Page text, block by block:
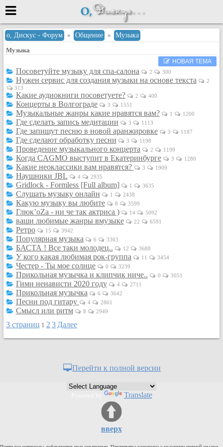
Меню
или войти через
Регистрация
Забыли пароль?
Данные авторизации одинаковые с
сайтом 7ooo.ru
Форумы
Главная
Поиск
Новые сообщения
Беседы
Игры
Кулинария
Физкультура и спорт
Видео и Кино
Авто. Мото.
Космос
Домашние питомцы
Медицина
Компьютер
Ещё
Музыкальный архив
Объявления
о, Дискус - Форум » Общение »
Музыка
Музыка
НОВАЯ ТЕМА
Посоветуйте музыку для спа-салона 2 300
Нужен сервис для создания музыки на основе текста
2
313
Какие аудиокниги посоветуете? 2 400
Концерты в Волгограде 3 1551
Музыкальные жанры какие нравятся вам? 1 1200
Где сделать запись медитации 3 1113
Где запишут песню в новой аранжировке 3 1187
Где сделают обработку песни 3 1198
Проведение музыкального концерта 2 1199
Когда CAGMO выступит в Екатеринбурге 3 1280
Какие неоклассики вам нравятся? 3 1909
Наушники JBL 4 2935
Gridlock - Formless [Full album] 1 3635
Слушать музыку онлайн 1 2438
Какую музыку вы любите 8 3599
Глюк’oZa - ни че так актриса ) 14 5092
ваши любимые жанры вмузыке 22 6591
Ретро 15 3942
Популярная музыка 6 3363
БАСТА ! Все таки молодец.. 12 3688
У кого какая любимая рок-группа 11 3454
Честер - Ты мое солнце 0 3239
Прикольная музычка и клипчик ниче.. 0 3051
Гимн ненависти 2020 году 4 2711
Прикольная музычка 6 3642
Песни под гитару 4 2861
Смысл или ритм 8 2949
3 страниц 1 2 3 Далее
Перейти к полной версии
Translate
вверх